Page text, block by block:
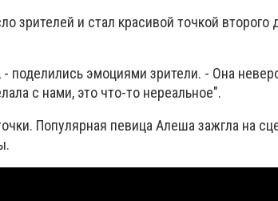
зрителей и стал красивой точкой второго
поделились эмоциями зрители. - Она
с нами, это что-то нереальное".
Популярная певица Алеша зажгла на